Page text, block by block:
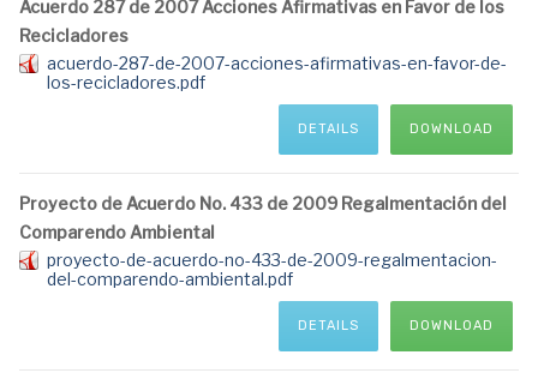
Acuerdo 287 de 2007 Acciones Afirmativas en Favor de los
Recicladores
acuerdo-287-de-2007-acciones-afirmativas-en-favor-de-
los-recicladores.pdf
DOWNLOAD
DETAILS
Proyecto de Acuerdo No. 433 de 2009 Regalmentación del
Comparendo Ambiental
proyecto-de-acuerdo-no-433-de-2009-regalmentacion-
del-comparendo-ambiental.pdf
DOWNLOAD
DETAILS